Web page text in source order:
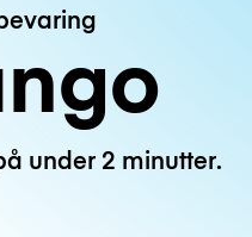
under 2 minutter.